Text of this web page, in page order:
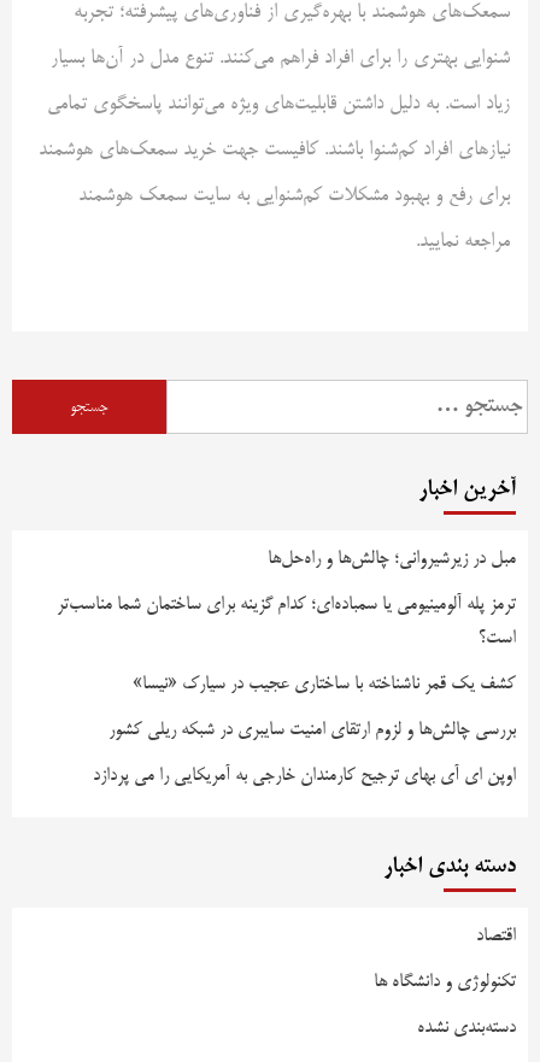
سمعک‌های هوشمند با بهره‌گیری از فناوری‌های پیشرفته؛ تجربه
شنوایی بهتری را برای افراد فراهم می‌کنند. تنوع مدل در آن‌ها بسیار
زیاد است. به دلیل داشتن قابلیت‌های ویژه می‌توانند پاسخگوی تمامی
نیازهای افراد کم‌شنوا باشند. کافیست جهت خرید سمعک‌های هوشمند
برای رفع و بهبود مشکلات کم‌شنوایی به سایت سمعک هوشمند
مراجعه نمایید.
جستجو
برای:
آخرین اخبار
مبل در زیرشیروانی؛ چالش‌ها و راه‌حل‌ها
ترمز پله آلومینیومی یا سمباده‌ای؛ کدام گزینه برای ساختمان شما مناسب‌تر
است؟
کشف یک قمر ناشناخته با ساختاری عجیب در سیارک «نیسا»
بررسی چالش‌ها و لزوم ارتقای امنیت سایبری در شبکه ریلی کشور
اوپن ای آی بهای ترجیح کارمندان خارجی به آمریکایی را می پردازد
دسته بندی اخبار
اقتصاد
تکنولوژی و دانشگاه ها
دسته‌بندی نشده